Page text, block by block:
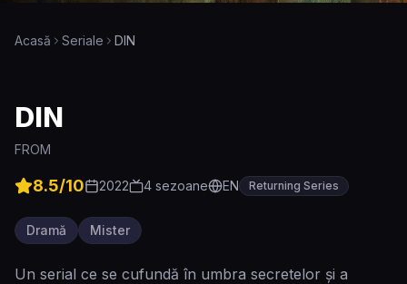
Acasă Seriale DIN
DIN
FROM
8.5/10 2022 4 sezoane EN Returning Series
Dramă Mister
Un serial ce se cufundă în umbra secretelor și a